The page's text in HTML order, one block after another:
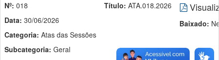
Nº: 018
Data: 30/06/2026
Categoria: Atas das Sessões
Subcategoria: Geral
Título: ATA.018.2026
Baixado: